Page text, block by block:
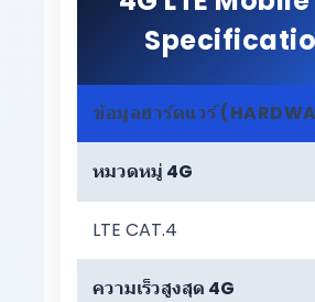
ข้อมูลฮาร์ดแวร์
หมวดหมู่ 4G
LTE CAT.4
ความเร็วสูงสุด 4G